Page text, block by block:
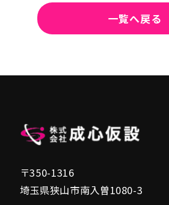
一覧へ戻る
〒350-1316
埼玉県狭山市南入曽1080-3